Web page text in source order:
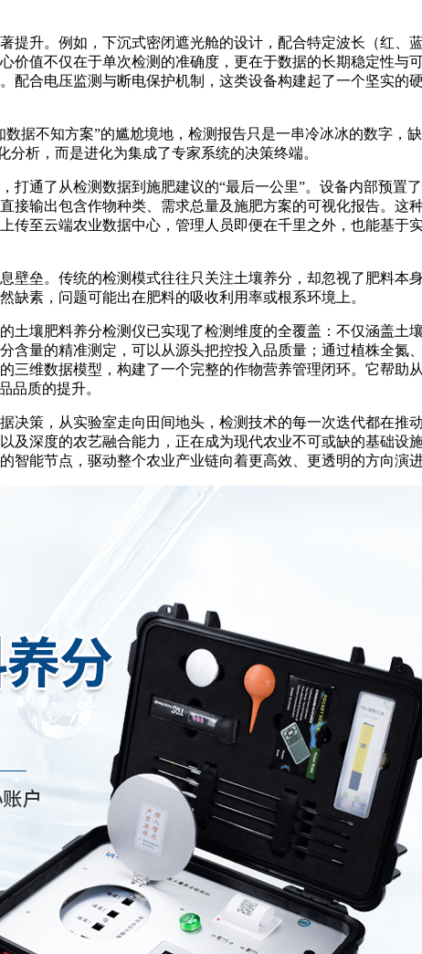
升。例如，下沉式密闭遮光舱的设计，配合特定波长（红、
值不仅在于单次检测的准确度，更在于数据的长期稳定性与
配合电压监测与断电保护机制，这类设备构建起了一个坚实的
不知方案”的尴尬境地，检测报告只是一串冷冰冰的数字，缺
析，而是进化为集成了专家系统的决策终端。
通了从检测数据到施肥建议的“最后一公里”。设备内部预置
输出包含作物种类、需求总量及施肥方案的可视化报告。这
至云端农业数据中心，管理人员即便在千里之外，也能基于
垒。传统的检测模式往往只关注土壤养分，却忽视了肥料本
素，问题可能出在肥料的吸收利用率或根系环境上。
壤肥料养分检测仪已实现了检测维度的全覆盖：不仅涵盖土
含量的精准测定，可以从源头把控投入品质量；通过植株全氮
三维数据模型，构建了一个完整的作物营养管理闭环。它帮助
品质的提升。
策，从实验室走向田间地头，检测技术的每一次迭代都在推
深度的农艺融合能力，正在成为现代农业不可或缺的基础设
能节点，驱动整个农业产业链向着更高效、更透明的方向演进